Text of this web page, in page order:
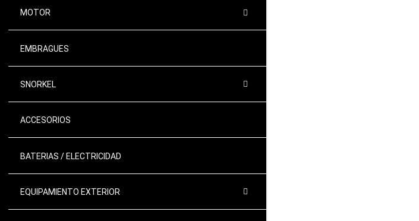
MOTOR
EMBRAGUES
SNORKEL
ACCESORIOS
BATERIAS / ELECTRICIDAD
EQUIPAMIENTO EXTERIOR